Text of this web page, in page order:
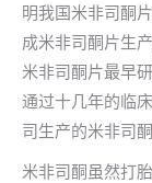
明我国米非司酮
成米非司酮片生
米非司酮片最早
通过十几年的临
司生产的米非司
米非司酮虽然打